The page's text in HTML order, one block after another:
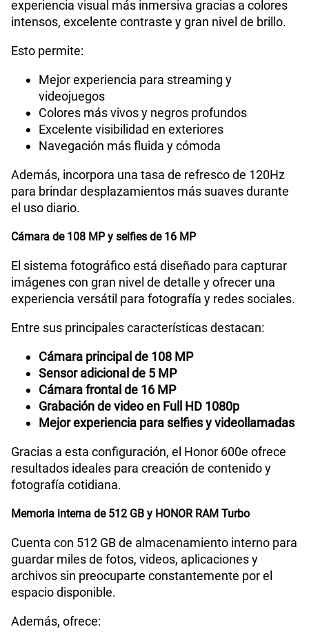
experiencia visual más inmersiva gracias a colores
intensos, excelente contraste y gran nivel de brillo.
Esto permite:
Mejor experiencia para streaming y
videojuegos
Colores más vivos y negros profundos
Excelente visibilidad en exteriores
Navegación más fluida y cómoda
Además, incorpora una tasa de refresco de 120Hz
para brindar desplazamientos más suaves durante
el uso diario.
Cámara de 108 MP y selfies de 16 MP
El sistema fotográfico está diseñado para capturar
imágenes con gran nivel de detalle y ofrecer una
experiencia versátil para fotografía y redes sociales.
Entre sus principales características destacan:
Cámara principal de 108 MP
Sensor adicional de 5 MP
Cámara frontal de 16 MP
Grabación de video en Full HD 1080p
Mejor experiencia para selfies y videollamadas
Gracias a esta configuración, el Honor 600e ofrece
resultados ideales para creación de contenido y
fotografía cotidiana.
Memoria interna de 512 GB y HONOR RAM Turbo
Cuenta con 512 GB de almacenamiento interno para
guardar miles de fotos, videos, aplicaciones y
archivos sin preocuparte constantemente por el
espacio disponible.
Además, ofrece: